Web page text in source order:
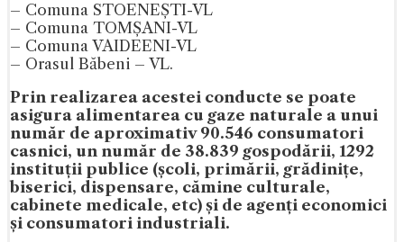
– Comuna STOENEȘTI-VL
– Comuna TOMȘANI-VL
– Comuna VAIDEENI-VL
– Orasul Băbeni – VL.
Prin realizarea acestei conducte se poate
asigura alimentarea cu gaze naturale a unui
număr de aproximativ 90.546 consumatori
casnici, un număr de 38.839 gospodării, 1292
instituții publice (școli, primării, grădinițe,
biserici, dispensare, cămine culturale,
cabinete medicale, etc) și de agenți economici
și consumatori industriali.